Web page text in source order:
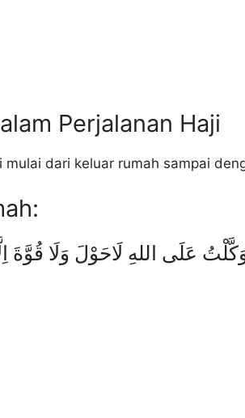
Perjalanan Haji
mulai dari keluar rumah sampai
عَلَى اللهِ لَاحَوْلَ وَلَا قُوَّةَ